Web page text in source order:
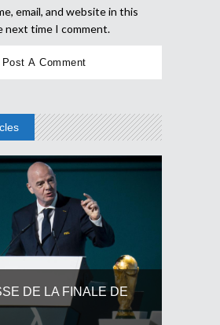
email, and website in this
next time I comment.
DE LA FINALE DE